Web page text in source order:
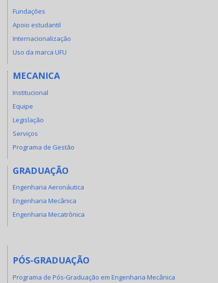
Fundações
Apoio estudantil
Internacionalização
Uso da marca UFU
MECANICA
Institucional
Equipe
Legislação
Serviços
Programa de Gestão
GRADUAÇÃO
Engenharia Aeronáutica
Engenharia Mecânica
Engenharia Mecatrônica
PÓS-GRADUAÇÃO
Programa de Pós-Graduação em Engenharia Mecânica